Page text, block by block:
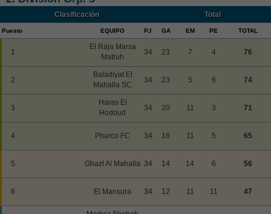
Clasificación Total
Puesto EQUIPO PJ GA EM PE TOTAL
1
El Raja Marsa
Matruh
34 23 7 4 76
2
Baladiyat El
Mahalla SC
34 23 5 6 74
3
Haras El
Hodoud
34 20 11 3 71
4 Pharco FC 34 18 11 5 65
5 Ghazl Al Mahalla 34 14 14 6 56
6 El Mansura 34 12 11 11 47